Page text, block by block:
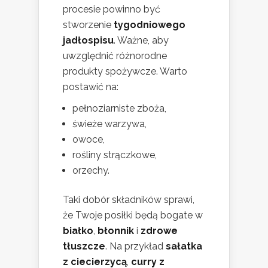
procesie powinno być
stworzenie tygodniowego
jadłospisu. Ważne, aby
uwzględnić różnorodne
produkty spożywcze. Warto
postawić na:
pełnoziarniste zboża,
świeże warzywa,
owoce,
rośliny strączkowe,
orzechy.
Taki dobór składników sprawi,
że Twoje posiłki będą bogate w
białko, błonnik i zdrowe
tłuszcze. Na przykład sałatka
z ciecierzycą, curry z